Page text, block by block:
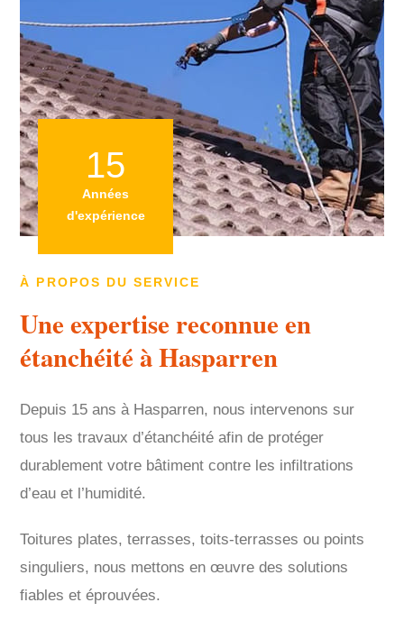
À PROPOS DU SERVICE
Une expertise reconnue en
étanchéité à Hasparren
Depuis 15 ans à Hasparren, nous intervenons sur
tous les travaux d’étanchéité afin de protéger
durablement votre bâtiment contre les infiltrations
d’eau et l’humidité.
Toitures plates, terrasses, toits-terrasses ou points
singuliers, nous mettons en œuvre des solutions
fiables et éprouvées.
15
Années
d'expérience